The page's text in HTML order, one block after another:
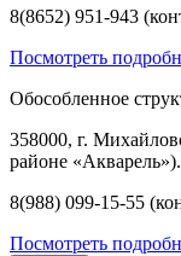
8(8652) 951-943
Посмотреть
Обособленное
358000, г.
районе «Акварель»).
8(988) 099-15-55
Посмотреть